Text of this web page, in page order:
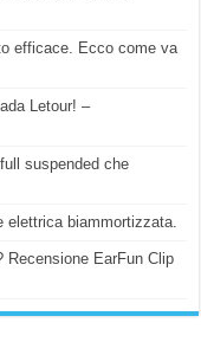
efficace. Ecco come va
Letour! –
suspended che
elettrica biammortizzata.
Recensione EarFun Clip